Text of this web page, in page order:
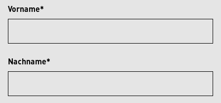
Vorname*
Nachname*